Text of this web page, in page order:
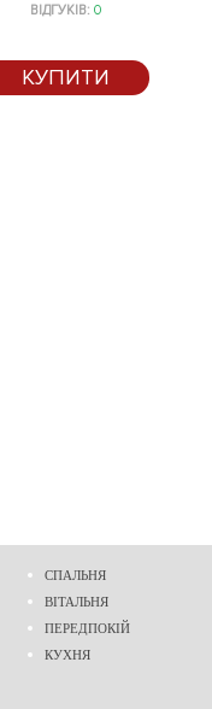
ВІДГУКІВ: 0
КУПИТИ
СПАЛЬНЯ
ВІТАЛЬНЯ
ПЕРЕДПОКІЙ
КУХНЯ